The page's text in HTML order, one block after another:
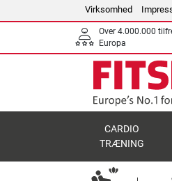
Virksomhed
Over 4.000.000
Europa
CARDIO
TRÆNING